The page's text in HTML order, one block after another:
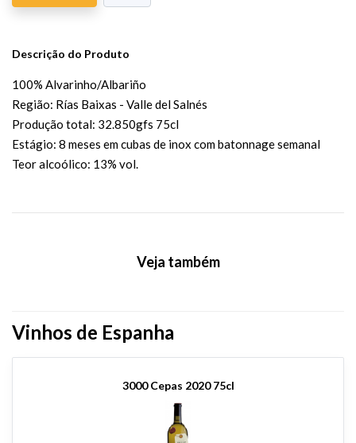
Descrição do Produto
100% Alvarinho/Albariño
Região: Rías Baixas - Valle del Salnés
Produção total: 32.850gfs 75cl
Estágio: 8 meses em cubas de inox com batonnage semanal
Teor alcoólico: 13% vol.
Veja também
Vinhos de Espanha
3000 Cepas 2020 75cl